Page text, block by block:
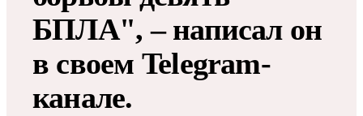
БПЛА", – написал он
в своем Telegram-
канале.